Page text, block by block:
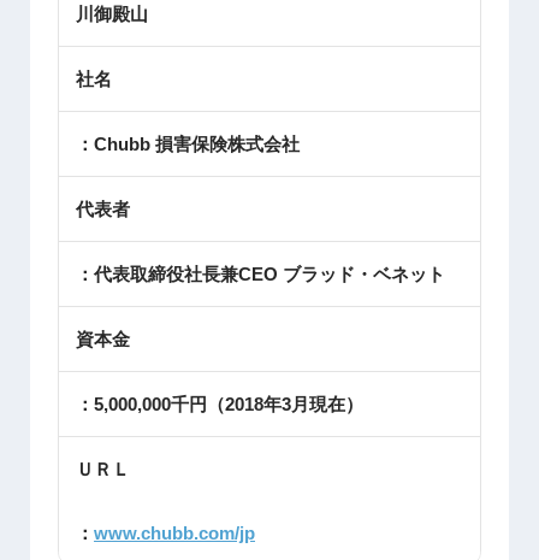
川御殿山
社名
：Chubb 損害保険株式会社
代表者
：代表取締役社長兼CEO ブラッド・ベネット
資本金
：5,000,000千円（2018年3月現在）
ＵＲＬ
： www.chubb.com/jp